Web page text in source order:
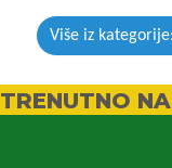
Više iz
TRENUTNO